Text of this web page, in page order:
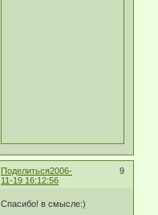
Поделиться 9
2006-
11-19 16:12:56
Спасибо! в смысле:)